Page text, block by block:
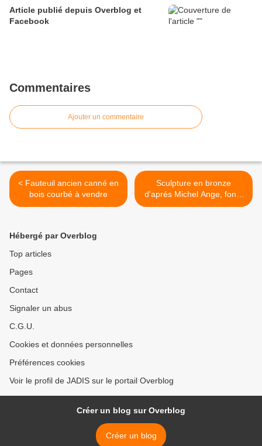
Article publié depuis Overblog et
Facebook
Commentaires
Ajouter un commentaire
< Fauteuil ancien canné en
bois courbé à vendre
Sculpture en bronze
d'aprés Michel Ange, fonte
Susse à vendre >
Hébergé par Overblog
Top articles
Pages
Contact
Signaler un abus
C.G.U.
Cookies et données personnelles
Préférences cookies
Voir le profil de JADIS sur le portail Overblog
Créer un blog sur Overblog
Créer un blog